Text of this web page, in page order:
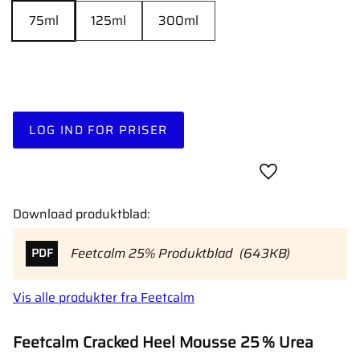
75ml 125ml 300ml
LOG IND FOR PRISER
Gem som
Download produktblad:
PDF Feetcalm 25% Produktblad 643KB
Vis alle produkter fra Feetcalm
Feetcalm Cracked Heel Mousse 25 % Urea